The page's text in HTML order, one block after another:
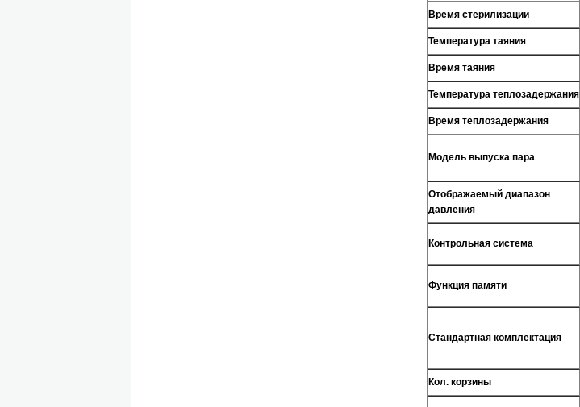
Время стерилизации
Температура таяния
Время таяния
Температура теплозадержания
Время теплозадержания
Модель выпуска пара
Отображаемый диапазон
давления
Контрольная система
Функция памяти
Стандартная комплектация
Кол. корзины